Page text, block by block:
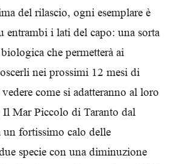
del rilascio, ogni esemplare è
entrambi i lati del capo: una sorta
che permetterà ai
nei prossimi 12 mesi di
come si adatteranno al loro
Il Mar Piccolo di Taranto dal
un fortissimo calo delle
specie con una diminuzione